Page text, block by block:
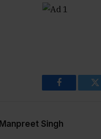
Facebook
Manpreet Singh